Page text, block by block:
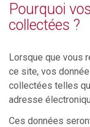
Pourquoi
collectées ?
Lorsque que vous
ce site, vos
collectées telles
adresse
Ces données